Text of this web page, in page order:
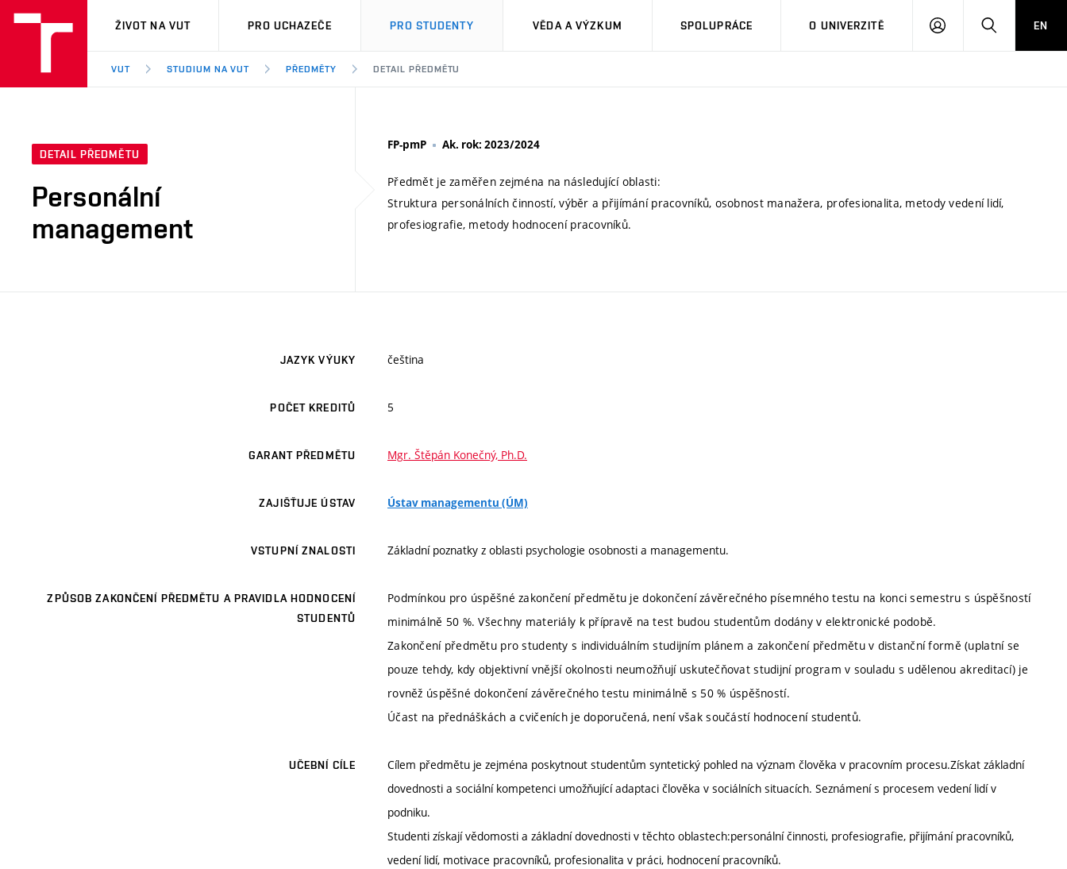
VUT
ŽIVOT NA VUT PRO UCHAZEČE PRO STUDENTY VĚDA A VÝZKUM SPOLUPRÁCE O UNIVERZITĚ
PŘIHLÁSIT HLEDATEN
VUT STUDIUM NA VUT PŘEDMĚTY DETAIL PŘEDMĚTU
DETAIL PŘEDMĚTU
Personální
management
FP-pmP Ak. rok: 2023/2024
Předmět je zaměřen zejména na následující oblasti:
Struktura personálních činností, výběr a přijímání pracovníků, osobnost manažera, profesionalita, metody vedení lidí,
profesiografie, metody hodnocení pracovníků.
JAZYK VÝUKY čeština
POČET KREDITŮ 5
GARANT PŘEDMĚTU Mgr. Štěpán Konečný, Ph.D.
ZAJIŠŤUJE ÚSTAV Ústav managementu (ÚM)
VSTUPNÍ ZNALOSTI Základní poznatky z oblasti psychologie osobnosti a managementu.
ZPŮSOB ZAKONČENÍ PŘEDMĚTU A PRAVIDLA HODNOCENÍ
STUDENTŮ
Podmínkou pro úspěšné zakončení předmětu je dokončení závěrečného písemného testu na konci semestru s úspěšností
minimálně 50 %. Všechny materiály k přípravě na test budou studentům dodány v elektronické podobě.
Zakončení předmětu pro studenty s individuálním studijním plánem a zakončení předmětu v distanční formě (uplatní se
pouze tehdy, kdy objektivní vnější okolnosti neumožňují uskutečňovat studijní program v souladu s udělenou akreditací) je
rovněž úspěšné dokončení závěrečného testu minimálně s 50 % úspěšností.
Účast na přednáškách a cvičeních je doporučená, není však součástí hodnocení studentů.
UČEBNÍ CÍLE
Cílem předmětu je zejména poskytnout studentům syntetický pohled na význam člověka v pracovním procesu.Získat základní
dovednosti a sociální kompetenci umožňující adaptaci člověka v sociálních situacích. Seznámení s procesem vedení lidí v
podniku.
Studenti získají vědomosti a základní dovednosti v těchto oblastech:personální činnosti, profesiografie, přijímání pracovníků,
vedení lidí, motivace pracovníků, profesionalita v práci, hodnocení pracovníků.